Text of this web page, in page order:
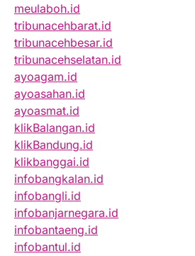
meulaboh.id
tribunacehbarat.id
tribunacehbesar.id
tribunacehselatan.id
ayoagam.id
ayoasahan.id
ayoasmat.id
klikBalangan.id
klikBandung.id
klikbanggai.id
infobangkalan.id
infobangli.id
infobanjarnegara.id
infobantaeng.id
infobantul.id